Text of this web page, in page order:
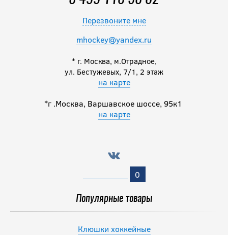
Перезвоните мне
mhockey@yandex.ru
* г. Москва, м.Отрадное,
ул. Бестужевых, 7/1, 2 этаж
на карте
*г .Москва, Варшавское шоссе, 95к1
на карте
0
Популярные товары
Клюшки хоккейные